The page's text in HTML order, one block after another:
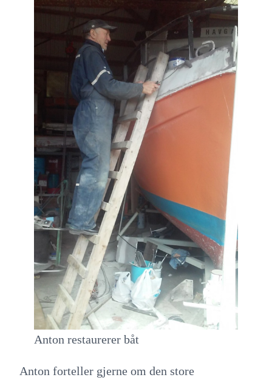
Anton restaurerer båt
Anton forteller gjerne om den store